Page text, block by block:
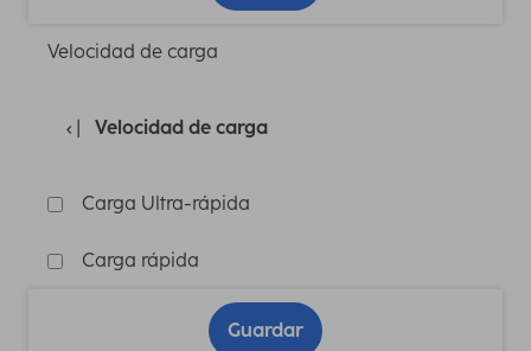
Velocidad de carga
Velocidad de carga
Carga Ultra-rápida
Carga rápida
Guardar